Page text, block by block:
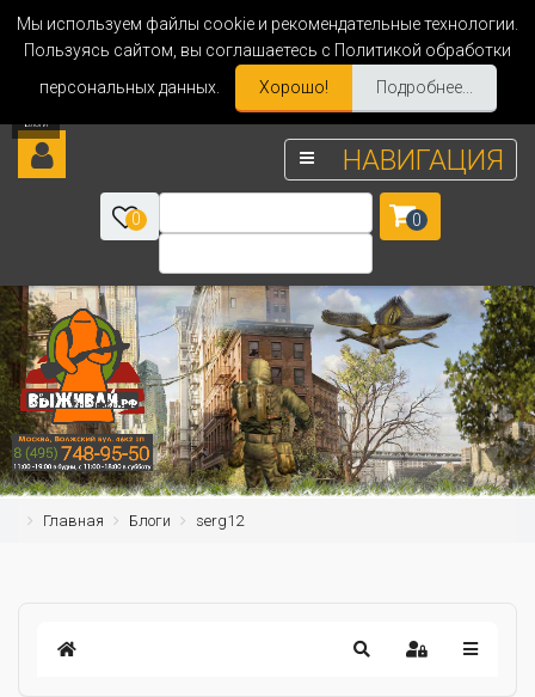
Мы используем файлы cookie и рекомендательные технологии.
Пользуясь сайтом, вы соглашаетесь с Политикой обработки
персональных данных.
Хорошо! Подробнее...
НАВИГАЦИЯ
0 0
Главная Блоги serg12